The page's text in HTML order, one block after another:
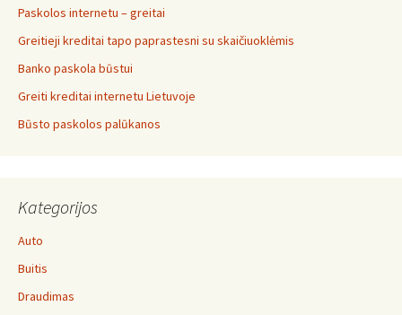
Paskolos internetu – greitai
Greitieji kreditai tapo paprastesni su skaičiuoklėmis
Banko paskola būstui
Greiti kreditai internetu Lietuvoje
Būsto paskolos palūkanos
Kategorijos
Auto
Buitis
Draudimas